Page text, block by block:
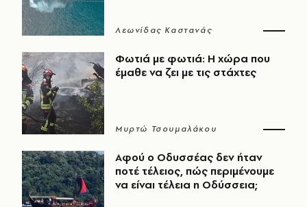
Λεωνίδας Καστανάς
Φωτιά με φωτιά: Η χώρα που
έμαθε να ζει με τις στάχτες
Μυρτώ Τσουμαλάκου
Αφού ο Οδυσσέας δεν ήταν
ποτέ τέλειος, πώς περιμένουμε
να είναι τέλεια η Οδύσσεια;